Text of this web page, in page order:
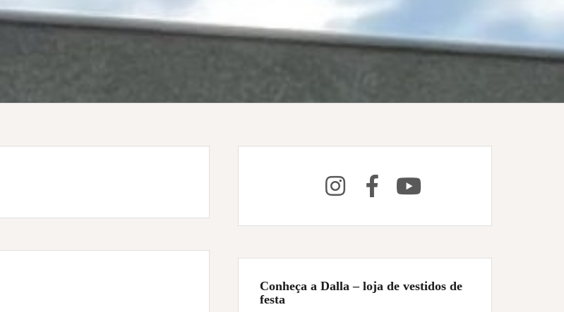
Conheça a Dalla – loja de vestidos de
festa